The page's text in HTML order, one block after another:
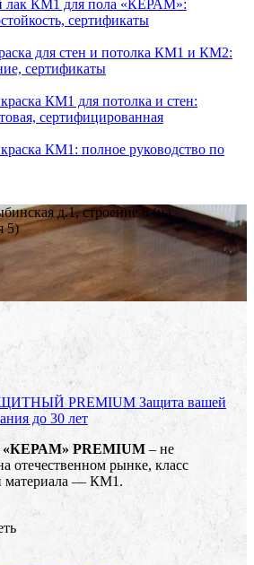
лак КМ1 для пола «КЕРАМ»:
сертификаты
для стен и потолка КМ1 и КМ2:
сертификаты
КМ1 для потолка и стен:
сертифицированная
КМ1: полное руководство по
д.1, строение 8 (на
5)
PREMIUM Защита вашей
до 30 лет
«КЕРАМ» PREMIUM– не
отечественном рынке, класс
материала — КМ1.